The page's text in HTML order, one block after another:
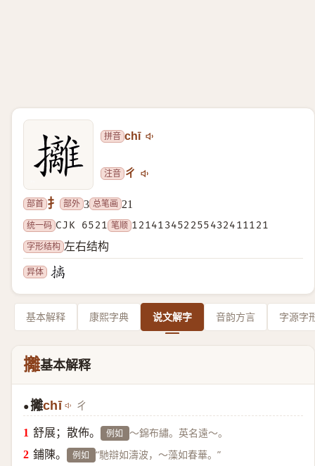
拼音 chī
注音 ㄔ
部首 扌 部外 3 总笔画 21
统一码 CJK 6521 笔顺 121413452255432411121
字形结构 左右结构
异体
基本解释 康熙字典 说文解字 音韵方言 字源字
攡基本解释
●攡chī ㄔ
舒展；散佈。 例如 ～錦布繡。英名遠～。
鋪陳。 例如 “馳辯如濤波，～藻如春華。”